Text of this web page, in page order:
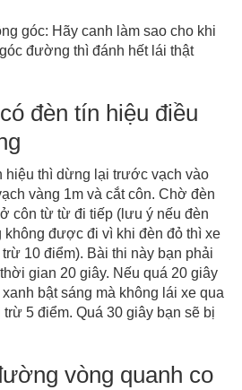
góc: Hãy canh làm sao cho khi
đường thì đánh hết lái thật
đèn tín hiệu điều
hiệu thì dừng lại trước vạch vào
vàng 1m và cắt côn. Chờ đèn
côn từ từ đi tiếp (lưu ý nếu đèn
không được đi vì khi đèn đỏ thì xe
10 điểm). Bài thi này bạn phải
gian 20 giây. Nếu quá 20 giây
bật sáng mà không lái xe qua
5 điểm. Quá 30 giây bạn sẽ bị
vòng quanh co